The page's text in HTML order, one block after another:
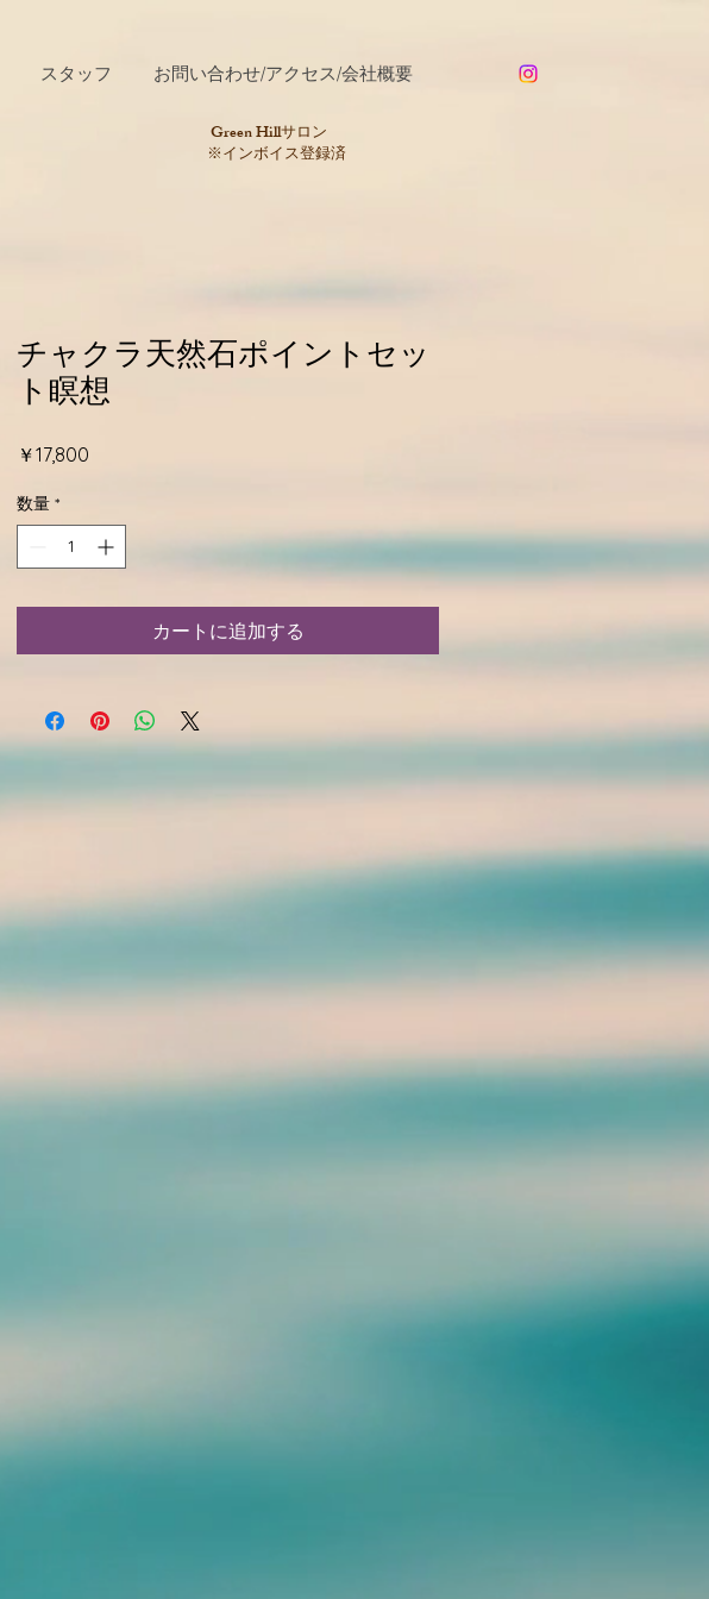
スタッフ お問い合わせ/アクセス/会社概要
​Green Hillサロン
※インボイス登録済
チャクラ天然石ポイントセッ
ト瞑想
￥17,800
数量 *
カートに追加する